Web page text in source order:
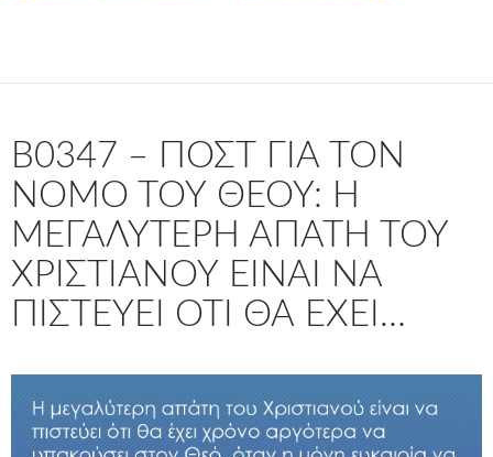
B0347 – ΠΟΣΤ ΓΙΑ ΤΟΝ
ΝΌΜΟ ΤΟΥ ΘΕΟΎ: Η
ΜΕΓΑΛΎΤΕΡΗ ΑΠΆΤΗ ΤΟΥ
ΧΡΙΣΤΙΑΝΟΎ ΕΊΝΑΙ ΝΑ
ΠΙΣΤΕΎΕΙ ΌΤΙ ΘΑ ΈΧΕΙ…